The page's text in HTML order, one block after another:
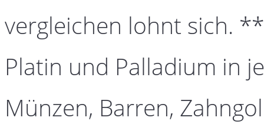
vergleichen lohnt sich.
Platin und Palladium in
Münzen, Barren,